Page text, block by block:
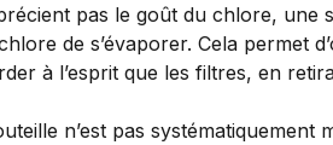
pas le goût du chlore, une
de s’évaporer. Cela permet
à l’esprit que les filtres, en
n’est pas